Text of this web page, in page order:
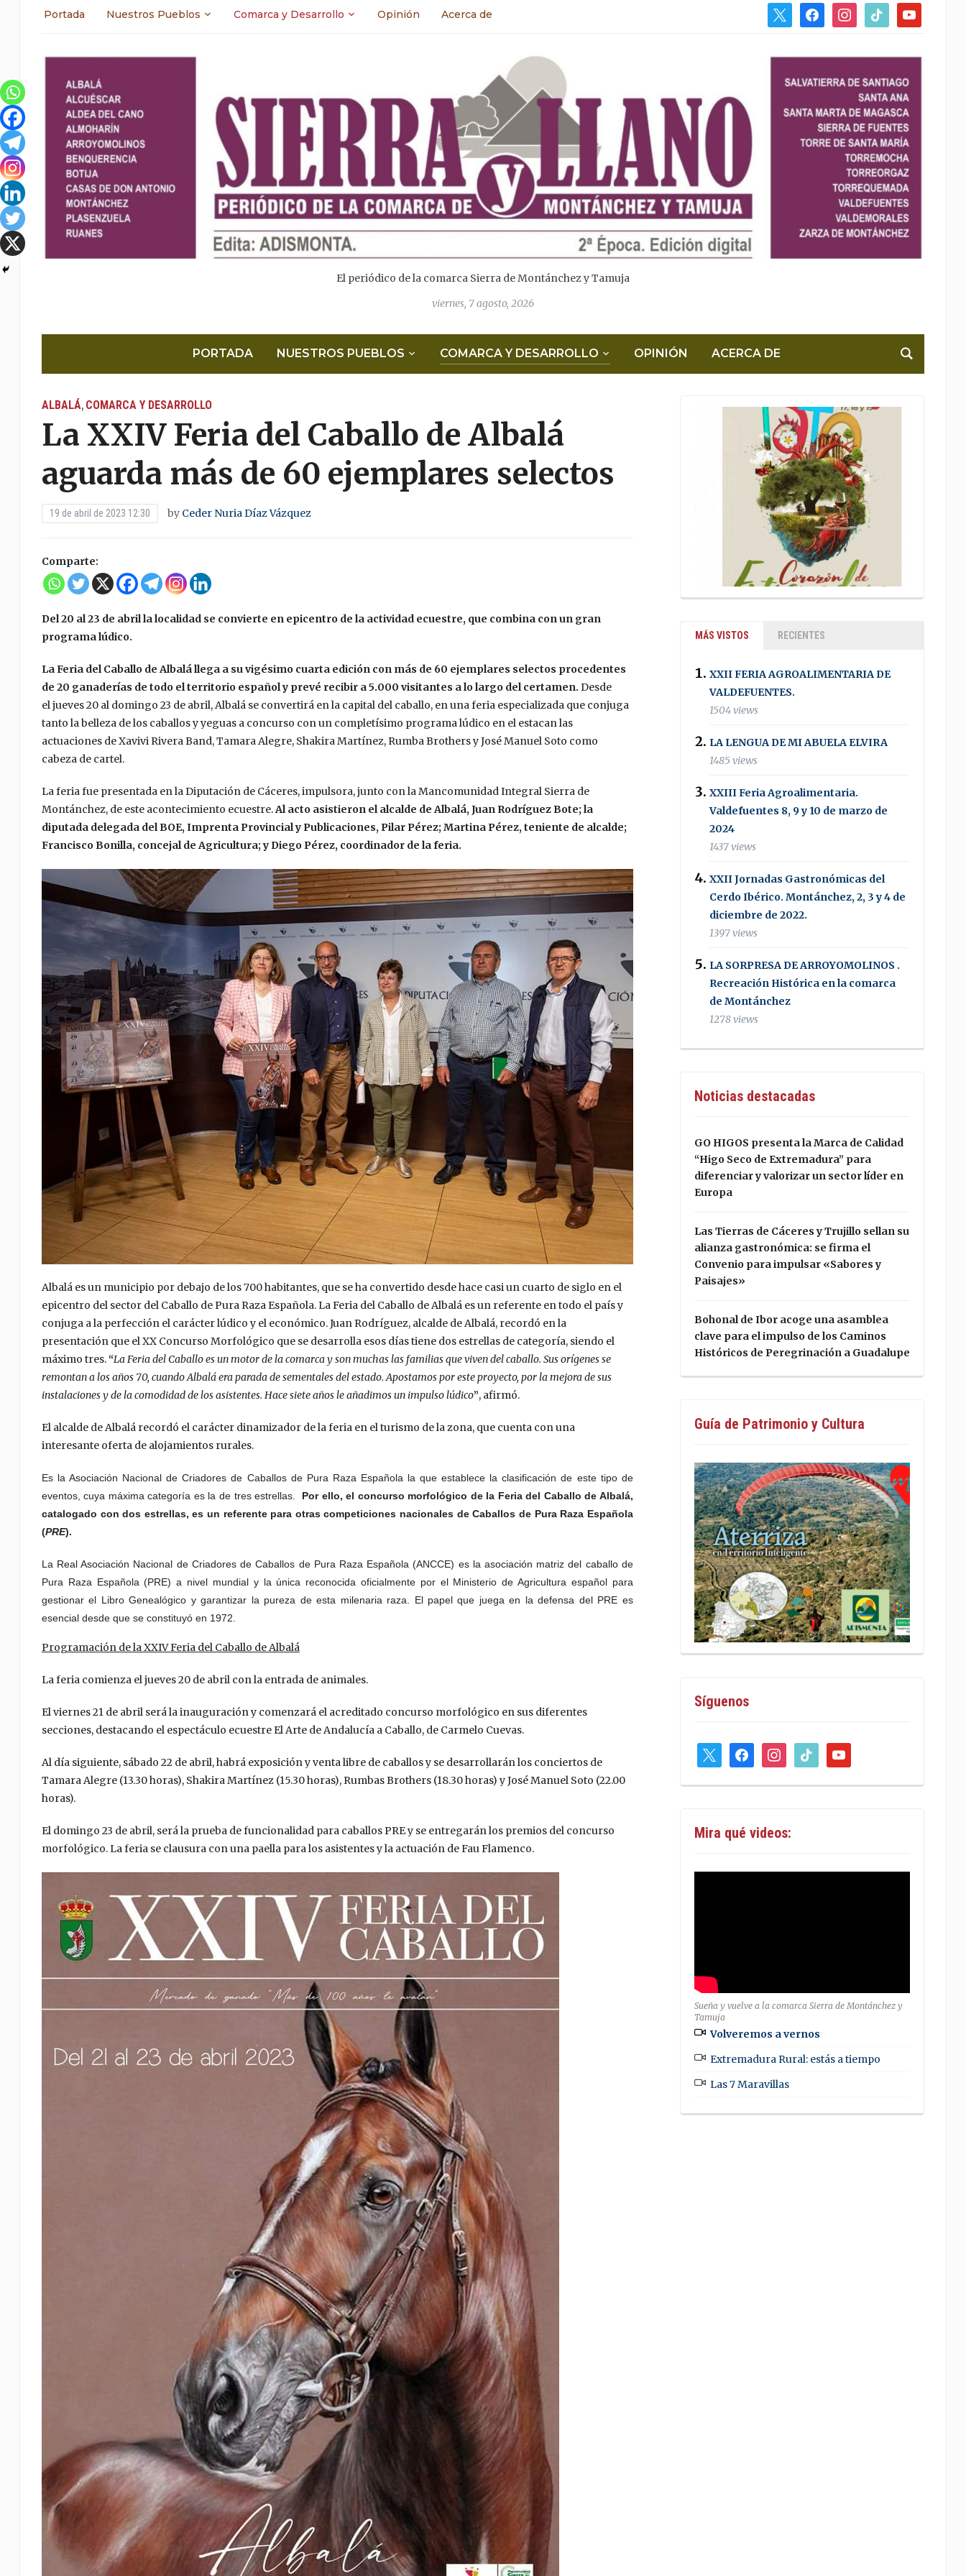
facebookinstagram
tiktok youtube
Portada Nuestros Pueblos Comarca y Desarrollo Opinión Acerca de
El periódico de la comarca Sierra de Montánchez y Tamuja
viernes, 7 agosto, 2026
PORTADA NUESTROS PUEBLOS COMARCA Y DESARROLLO OPINIÓN ACERCA DE
ALBALÁ, COMARCA Y DESARROLLO
La XXIV Feria del Caballo de Albalá
aguarda más de 60 ejemplares selectos
19 de abril de 2023 12:30 by Ceder Nuria Díaz Vázquez
Comparte:
Del 20 al 23 de abril la localidad se convierte en epicentro de la actividad ecuestre, que combina con un gran
programa lúdico.
La Feria del Caballo de Albalá llega a su vigésimo cuarta edición con más de 60 ejemplares selectos procedentes
de 20 ganaderías de todo el territorio español y prevé recibir a 5.000 visitantes a lo largo del certamen. Desde
el jueves 20 al domingo 23 de abril, Albalá se convertirá en la capital del caballo, en una feria especializada que conjuga
tanto la belleza de los caballos y yeguas a concurso con un completísimo programa lúdico en el estacan las
actuaciones deXavivi Rivera Band, Tamara Alegre, Shakira Martínez, Rumba Brothers y José Manuel Soto como
cabeza de cartel.
La feria fue presentada en la Diputación de Cáceres, impulsora, junto con la Mancomunidad Integral Sierra de
Montánchez, de este acontecimiento ecuestre.Al acto asistieron el alcalde de Albalá, Juan Rodríguez Bote; la
diputada delegada del BOE, Imprenta Provincial y Publicaciones, Pilar Pérez; Martina Pérez, teniente de alcalde;
Francisco Bonilla, concejal de Agricultura; y Diego Pérez, coordinador de la feria.
Albalá es un municipio por debajo de los 700 habitantes, que se ha convertido desde hace casi un cuarto de siglo en el
epicentro del sector del Caballo de Pura Raza Española. La Feria del Caballo de Albalá es un referente en todo el país y
conjuga a la perfección el carácter lúdico y el económico. Juan Rodríguez, alcalde de Albalá, recordó en la
presentación que el XX Concurso Morfológico que se desarrolla esos días tiene dos estrellas de categoría, siendo el
máximo tres.“La Feria del Caballo es un motor de la comarca y son muchas las familias que viven del caballo. Sus orígenes se
remontan a los años 70, cuando Albalá era parada de sementales del estado. Apostamos por este proyecto, por la mejora de sus
instalaciones y de la comodidad de los asistentes. Hace siete años le añadimos un impulso lúdico”, afirmó.
El alcalde de Albalá recordó el carácter dinamizador de la feria en el turismo de la zona, que cuenta con una
interesante oferta de alojamientos rurales.
Es la Asociación Nacional de Criadores de Caballos de Pura Raza Española la que establece la clasificación de este tipo de
eventos, cuya máxima categoría es la de tres estrellas. Por ello, el concurso morfológico de la Feria del Caballo de Albalá,
catalogado con dos estrellas, es un referente para otras competiciones nacionales de Caballos de Pura Raza Española
(PRE).
La Real Asociación Nacional de Criadores de Caballos de Pura Raza Española (ANCCE) es la asociación matriz del caballo de
Pura Raza Española (PRE) a nivel mundial y la única reconocida oficialmente por el Ministerio de Agricultura español para
gestionar el Libro Genealógico y garantizar la pureza de esta milenaria raza. El papel que juega en la defensa del PRE es
esencial desde que se constituyó en 1972.
Programación de la XXIV Feria del Caballo de Albalá
La feria comienza el jueves 20 de abril con la entrada de animales.
El viernes 21 de abril será la inauguración y comenzará el acreditado concurso morfológico en sus diferentes
secciones, destacando el espectáculo ecuestre El Arte de Andalucía a Caballo, de Carmelo Cuevas.
Al día siguiente, sábado 22 de abril, habrá exposición y venta libre de caballos y se desarrollarán los conciertos de
Tamara Alegre (13.30 horas), Shakira Martínez (15.30 horas), Rumbas Brothers (18.30 horas) y José Manuel Soto (22.00
horas).
El domingo 23 de abril, será la prueba de funcionalidad para caballos PRE y se entregarán los premios del concurso
morfológico. La feria se clausura con una paella para los asistentes y la actuación de Fau Flamenco.
MÁS VISTOS RECIENTES
XXII FERIA AGROALIMENTARIA DE
VALDEFUENTES.
1504 views
LA LENGUA DE MI ABUELA ELVIRA
1485 views
XXIII Feria Agroalimentaria.
Valdefuentes 8, 9 y 10 de marzo de
2024
1437 views
XXII Jornadas Gastronómicas del
Cerdo Ibérico. Montánchez, 2, 3 y 4 de
diciembre de 2022.
1397 views
LA SORPRESA DE ARROYOMOLINOS .
Recreación Histórica en la comarca
de Montánchez
1278 views
Noticias destacadas
GO HIGOS presenta la Marca de Calidad
“Higo Seco de Extremadura” para
diferenciar y valorizar un sector líder en
Europa
Las Tierras de Cáceres y Trujillo sellan su
alianza gastronómica: se firma el
Convenio para impulsar «Sabores y
Paisajes»
Bohonal de Ibor acoge una asamblea
clave para el impulso de los Caminos
Históricos de Peregrinación a Guadalupe
Guía de Patrimonio y Cultura
Síguenos
facebookinstagram
tiktok youtube
Mira qué videos:
Sueña y vuelve a la comarca Sierra de Montánchez y
Tamuja
Volveremos a vernos
Extremadura Rural: estás a tiempo
Las 7 Maravillas